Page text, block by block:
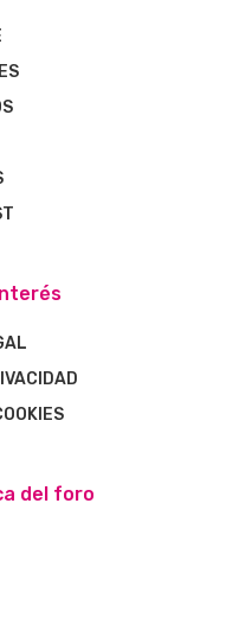
del foro